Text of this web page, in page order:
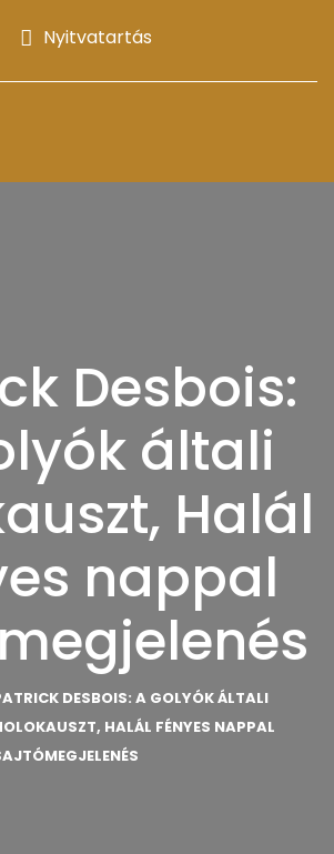
Nyitvatartás
Desbois:
általi
Halál
nappal
DESBOIS: A GOLYÓK ÁLTALI
HALÁL FÉNYES NAPPAL